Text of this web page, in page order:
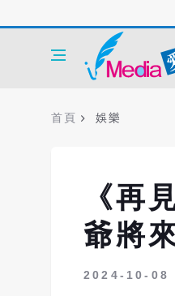
首頁 娛樂
《再
爺將
2024-10-08